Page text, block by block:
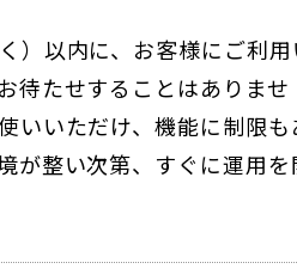
）以内に、お客様にご利用
待たせすることはありませ
いいただけ、機能に制限も
が整い次第、すぐに運用を